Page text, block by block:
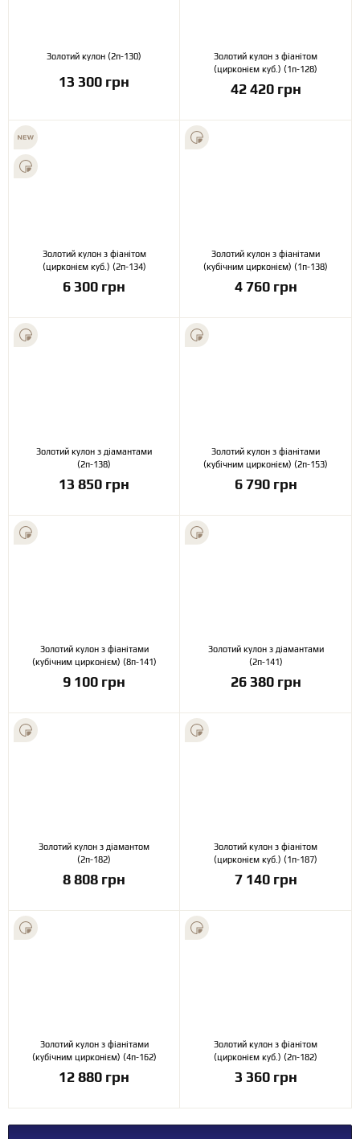
Золотий кулон (2п-130)
13 300 грн
Золотий кулон з фіанітом
(цирконієм куб.) (1п-128)
42 420 грн
Золотий кулон з фіанітом
(цирконієм куб.) (2п-134)
6 300 грн
Золотий кулон з фіанітами
(кубічним цирконієм) (1п-138)
4 760 грн
Золотий кулон з діамантами
(2п-138)
13 850 грн
Золотий кулон з фіанітами
(кубічним цирконієм) (2п-153)
6 790 грн
Золотий кулон з фіанітами
(кубічним цирконієм) (8п-141)
9 100 грн
Золотий кулон з діамантами
(2п-141)
26 380 грн
Золотий кулон з діамантом
(2п-182)
8 808 грн
Золотий кулон з фіанітом
(цирконієм куб.) (1п-187)
7 140 грн
Золотий кулон з фіанітами
(кубічним цирконієм) (4п-162)
12 880 грн
Золотий кулон з фіанітом
(цирконієм куб.) (2п-182)
3 360 грн